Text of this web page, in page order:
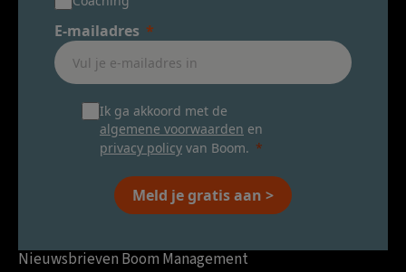
E-mailadres
Ik ga akkoord met de
algemene voorwaarden en
privacy policy van Boom.
Meld je gratis aan >
Nieuwsbrieven Boom Management